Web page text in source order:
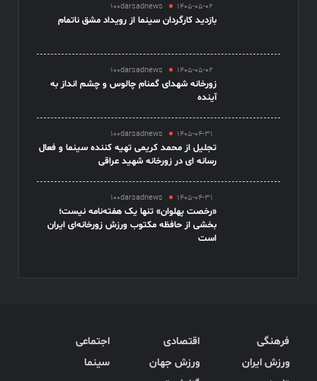
100darsadnews 1405-05-02
بازدید کارگردان سینما از رویداد مشق ناتمام
100darsadnews 1405-05-02
زورخانه شهدای گمنام چالوس و چشم انداز به
آینده
100darsadnews 1405-04-31
تجلیل از محمد کریمی تهیه کننده سینما و فعال
رسانه ای در زورخانه شهید عراقی
100darsadnews 1405-04-31
«رخصت پهلوان» تنها یک هفته‌نامه نیست؛
بخشی از حافظه مکتوب ورزش زورخانه‌ای ایران
است
فرهنگی اقتصادی
اجتماعی
ورزش ایران
ورزش جهان
سینما